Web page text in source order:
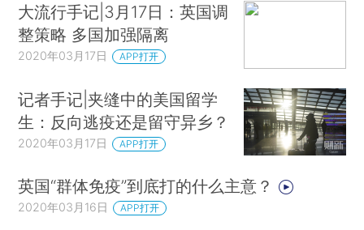
大流行手记|3月17日：英国调
整策略 多国加强隔离
2020年03月17日 APP打开
记者手记|夹缝中的美国留学
生：反向逃疫还是留守异乡？
2020年03月17日 APP打开
英国“群体免疫”到底打的什么主意？
2020年03月16日 APP打开